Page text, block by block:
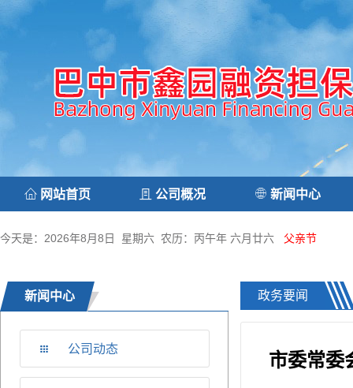
网站首页 公司概况 新闻中心
今天是：2026年8月8日 星期六 农历：丙午年 六月廿六 父亲节
新闻中心
公司动态
政务要闻
市委常委